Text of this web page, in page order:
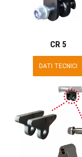
CR 5
DATI TECNICI